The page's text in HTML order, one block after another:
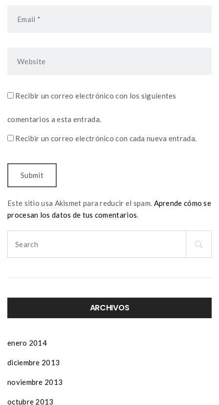
Recibir un correo electrónico con los siguientes
comentarios a esta entrada.
Recibir un correo electrónico con cada nueva entrada.
Este sitio usa Akismet para reducir el spam. Aprende cómo se
procesan los datos de tus comentarios
for:
ARCHIVOS
enero 2014
diciembre 2013
noviembre 2013
octubre 2013